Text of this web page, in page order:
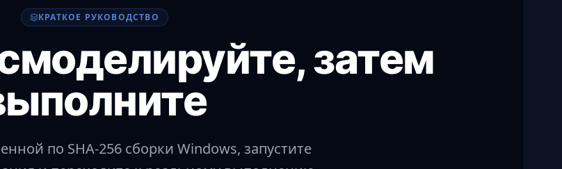
КРАТКОЕ РУКОВОДСТВО
затем
по SHA-256 сборки Windows, запустите